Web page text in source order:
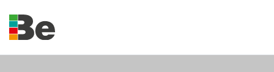
Skip to main content